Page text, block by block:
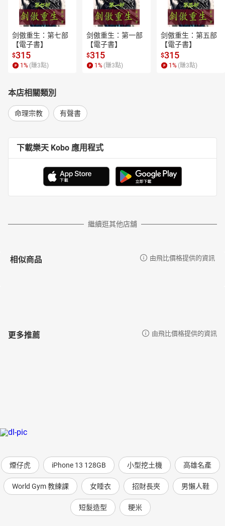
剑傲重生：第七部
【電子書】
$315
1 % (賺3點)
剑傲重生：第一部
【電子書】
$315
1 % (賺3點)
剑傲重生：第五部
【電子書】
$315
1 % (賺3點)
本店相關類別
命理宗教 有聲書
下載樂天 Kobo 應用程式
繼續逛其他店舖
相似商品 由飛比價格提供的資訊
更多推薦 由飛比價格提供的資訊
煙仔虎 iPhone 13 128GB 小型挖土機 高雄名產
World Gym 教練課 女睡衣 招財長夾 男懶人鞋
短髮造型 粳米